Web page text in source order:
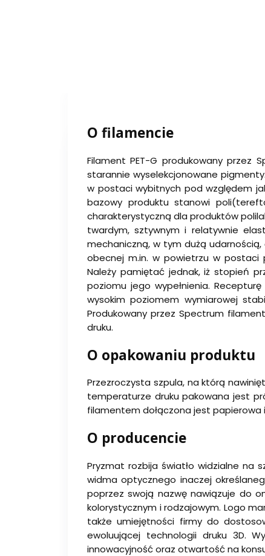
O filamencie
Filament PET-G produkowany przez
starannie wyselekcjonowane
w postaci wybitnych pod względem
bazowy produktu stanowi
charakterystyczną dla produktów
twardym, sztywnym i relatywnie
mechaniczną, w tym dużą
obecnej m.in. w powietrzu w postaci
Należy pamiętać jednak, iż stopień
poziomu jego wypełnienia.
wysokim poziomem wymiarowej
Produkowany przez Spectrum
druku.
O opakowaniu produktu
Przezroczysta szpula, na którą
temperaturze druku pakowana jest
filamentem dołączona jest papierowa
O producencie
Pryzmat rozbija światło widzialne na
widma optycznego inaczej
poprzez swoją nazwę nawiązuje do
kolorystycznym i rodzajowym. Logo
także umiejętności firmy do
ewoluującej technologii druku 3D.
innowacyjność oraz otwartość na